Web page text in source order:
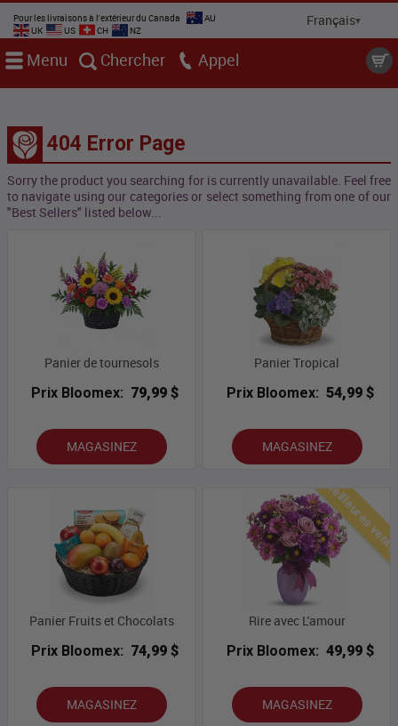
Pour les livraisons à l'extérieur du Canada
AU
UK
US CH NZ
Menu Chercher Appel
404 Error Page
Sorry the product you searching for is currently unavailable. Feel free
to navigate using our categories or select something from one of our
"Best Sellers" listed below...
Panier de tournesols
Prix Bloomex: 79,99 $
MAGASINEZ
Panier Tropical
Prix Bloomex: 54,99 $
MAGASINEZ
Panier Fruits et Chocolats
Prix Bloomex: 74,99 $
MAGASINEZ
Meilleures
Rire avec L'amour
Prix Bloomex: 49,99 $
MAGASINEZ